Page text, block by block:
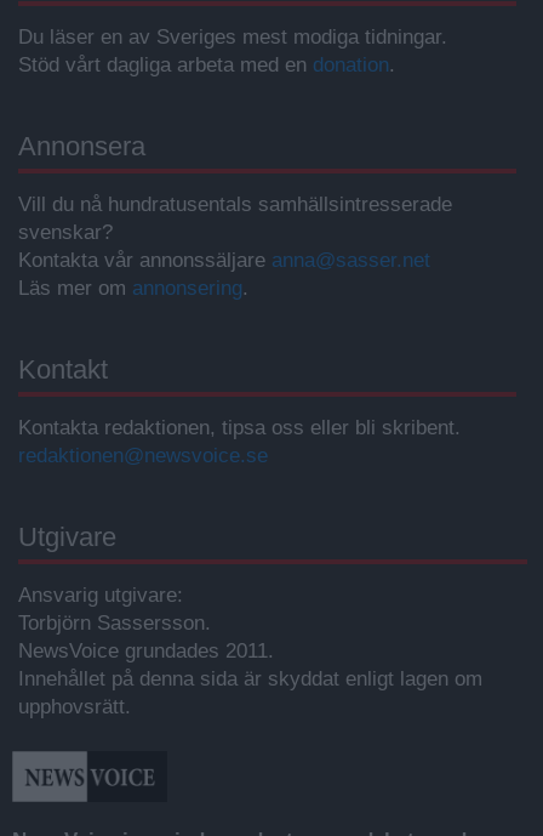
Du läser en av Sveriges mest modiga tidningar.
Stöd vårt dagliga arbeta med en donation.
Annonsera
Vill du nå hundratusentals samhällsintresserade
svenskar?
Kontakta vår annonssäljare anna@sasser.net
Läs mer om annonsering.
Kontakt
Kontakta redaktionen, tipsa oss eller bli skribent.
redaktionen@newsvoice.se
Utgivare
Ansvarig utgivare:
Torbjörn Sassersson.
NewsVoice grundades 2011.
Innehållet på denna sida är skyddat enligt lagen om
upphovsrätt.